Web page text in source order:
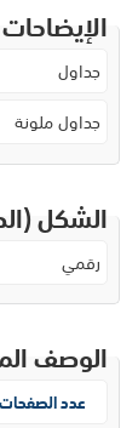
الإيضاحات
جداول
جداول ملونة
الشكل
رقمي
الوصف
عدد